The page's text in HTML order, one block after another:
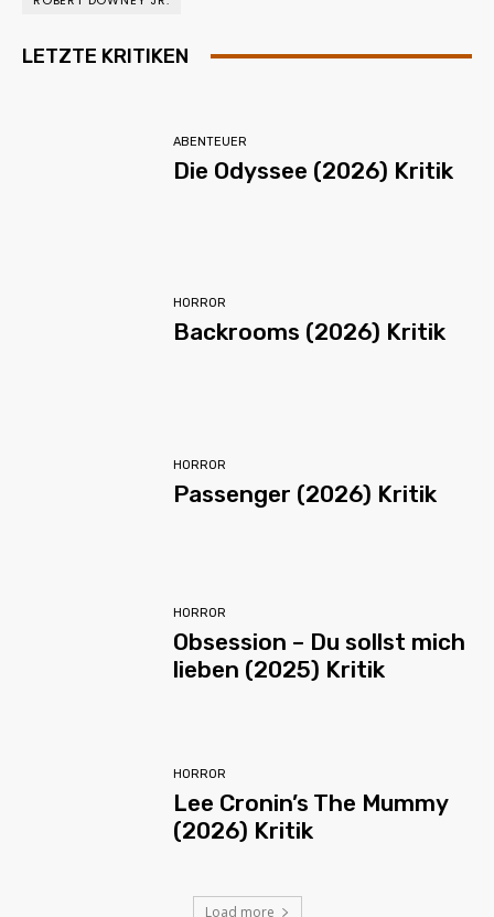
LETZTE KRITIKEN
ABENTEUER
Die Odyssee (2026) Kritik
HORROR
Backrooms (2026) Kritik
HORROR
Passenger (2026) Kritik
HORROR
Obsession – Du sollst mich
lieben (2025) Kritik
HORROR
Lee Cronin’s The Mummy
(2026) Kritik
Load more